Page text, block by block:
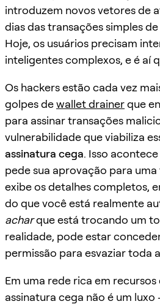
introduzem novos vetores de
dias das transações simples
Hoje, os usuários precisam
inteligentes complexos, e é aí
Os hackers estão cada vez
golpes dewallet drainerque
para assinar transações
vulnerabilidade que viabiliza
assinatura cega. Isso
pede sua aprovação para
exibe os detalhes completos,
do que você está realmente
acharque está trocando um
realidade, pode estar
permissão para esvaziar toda
Em uma rede rica em
assinatura cega não é um